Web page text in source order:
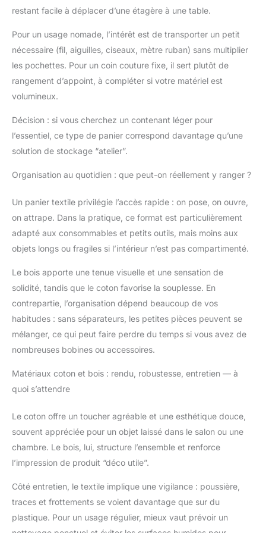
délicate est également
une alternative à la
restant facile à déplacer d’une étagère à une table.
Pour un usage nomade, l’intérêt est de transporter un petit
nécessaire (fil, aiguilles, ciseaux, mètre ruban) sans multiplier
les pochettes. Pour un coin couture fixe, il sert plutôt de
rangement d’appoint, à compléter si votre matériel est
volumineux.
Décision : si vous cherchez un contenant léger pour
l’essentiel, ce type de panier correspond davantage qu’une
solution de stockage “atelier”.
Organisation au quotidien : que peut-on réellement y ranger ?
Un panier textile privilégie l’accès rapide : on pose, on ouvre,
on attrape. Dans la pratique, ce format est particulièrement
adapté aux consommables et petits outils, mais moins aux
objets longs ou fragiles si l’intérieur n’est pas compartimenté.
Le bois apporte une tenue visuelle et une sensation de
solidité, tandis que le coton favorise la souplesse. En
contrepartie, l’organisation dépend beaucoup de vos
habitudes : sans séparateurs, les petites pièces peuvent se
mélanger, ce qui peut faire perdre du temps si vous avez de
nombreuses bobines ou accessoires.
Matériaux coton et bois : rendu, robustesse, entretien — à
quoi s’attendre
Le coton offre un toucher agréable et une esthétique douce,
souvent appréciée pour un objet laissé dans le salon ou une
chambre. Le bois, lui, structure l’ensemble et renforce
l’impression de produit “déco utile”.
Côté entretien, le textile implique une vigilance : poussière,
traces et frottements se voient davantage que sur du
plastique. Pour un usage régulier, mieux vaut prévoir un